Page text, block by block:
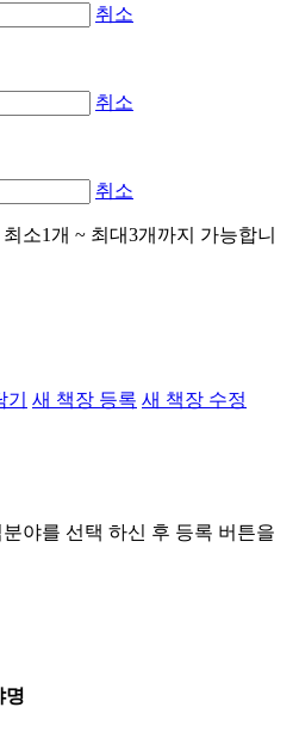
취소
취소
취소
소1개 ~ 최대3개까지 가능합니
새 책장 등록 새 책장 수정
야를 선택 하신 후 등록 버튼을
명